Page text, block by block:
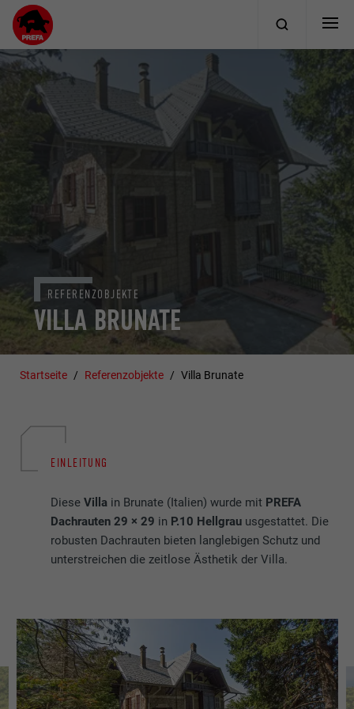
VILLA BRUNATE
REFERENZOBJEKTE
Startseite Referenzobjekte Villa Brunate
EINLEITUNG
DieseVilla in Brunate (Italien) wurde mit PREFA
Dachrauten 29 × 29 in P.10 Hellgrau usgestattet. Die
robusten Dachrauten bieten langlebigen Schutz und
unterstreichen die zeitlose Ästhetik der Villa.